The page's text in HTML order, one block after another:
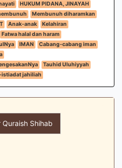
HUKUM PIDANA, JINAYAH
Membunuh diharamkan
Anak-anak
Kelahiran
Fatwa halal dan haram
IMAN
Cabang-cabang iman
Tauhid Uluhiyyah
jahiliah
Quraish Shihab